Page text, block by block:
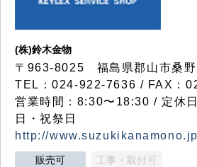
(株)鈴木金物
〒963-8025 福島県郡山市桑
TEL：024-922-7636 / FAX：
営業時間：8:30〜18:30 / 定休
日・祝祭日
http://www.suzukikanamono.jp
販売可 工事・取付可